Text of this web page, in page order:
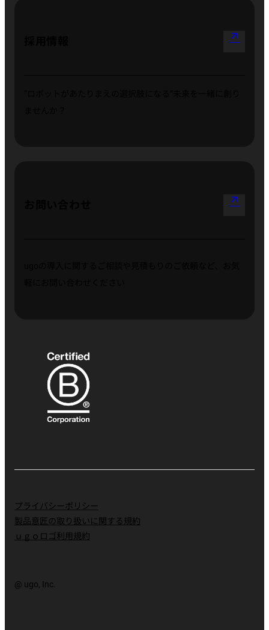
arrow_outward
arrow_outward
@ ugo, Inc.
プライバシーポリシー
製品意匠の取り扱いに関する規約
ｕｇｏロゴ利用規約